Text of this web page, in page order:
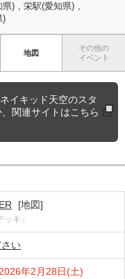
県) , 栄駅(愛知県) ,
)
地図
その他の
イベント
イキッド天空のスタ
関連サイトはこちら
[地図]
キ」
い
年2月28日(土)